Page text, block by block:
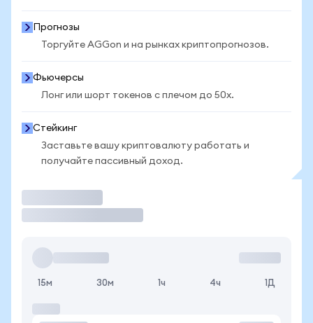
Прогнозы
Торгуйте AGGon и на рынках криптопрогнозов.
Фьючерсы
Лонг или шорт токенов с плечом до 50x.
Стейкинг
Заставьте вашу криптовалюту работать и
получайте пассивный доход.
15м 30м 1ч 4ч 1Д